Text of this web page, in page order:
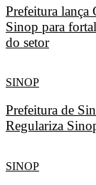
Prefeitura lança
Sinop para
do setor
SINOP
Prefeitura de
Regulariza
SINOP